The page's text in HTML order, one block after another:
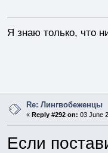
Я знаю только, что
Re: Лингвобеженцы
«Reply #292 on: 03 June
Если